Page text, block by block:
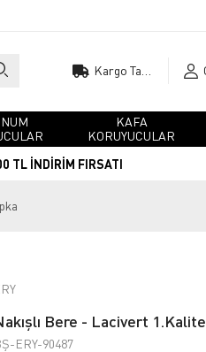
KAFA
KORUYUCULAR
TL İNDİRİM FIRSATI
Bere - Lacivert 1.Kalite
ERY-90487